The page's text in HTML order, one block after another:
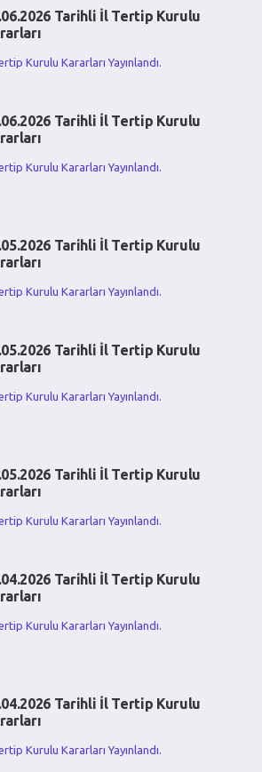
Tarihli İl Tertip Kurulu
Kurulu Kararları Yayınlandı.
Tarihli İl Tertip Kurulu
Kurulu Kararları Yayınlandı.
Tarihli İl Tertip Kurulu
Kurulu Kararları Yayınlandı.
Tarihli İl Tertip Kurulu
Kurulu Kararları Yayınlandı.
Tarihli İl Tertip Kurulu
Kurulu Kararları Yayınlandı.
Tarihli İl Tertip Kurulu
Kurulu Kararları Yayınlandı.
Tarihli İl Tertip Kurulu
Kurulu Kararları Yayınlandı.